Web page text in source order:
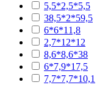
5,5*2,5*5,5
38,5*2*59,5
6*6*11,8
2,7*12*12
8,6*8,6*38
6*7,9*17,5
7,7*7,7*10,1